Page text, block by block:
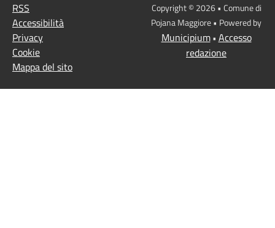
RSS
Accessibilità
Privacy
Cookie
Mappa del sito
Copyright © 2026 • Comune di
Pojana Maggiore • Powered by
Municipium• Accesso
redazione